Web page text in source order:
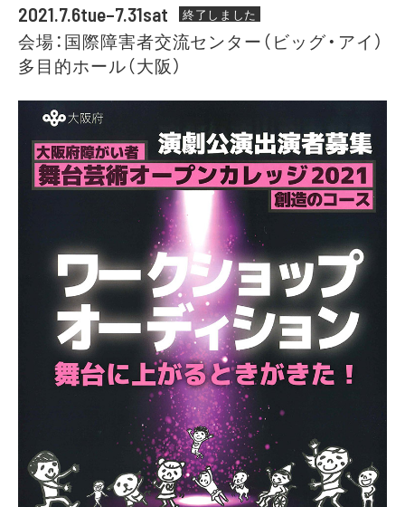
2021.7.6tue–7.31sat 終了しました
会場：国際障害者交流センター（ビッグ・アイ）
多目的ホール（大阪）